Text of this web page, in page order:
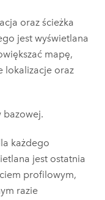
oraz ścieżka
jest wyświetlana
mapę,
lokalizacje oraz
bazowej.
każdego
jest ostatnia
profilowym,
razie